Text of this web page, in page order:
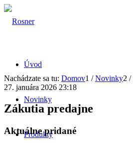
Úvod
Novinky
Produkty
Nachádzate sa tu: Domov1 / Novinky2 /
27. januára 2026 23:18
Zákutia predajne
Aktuálne pridané